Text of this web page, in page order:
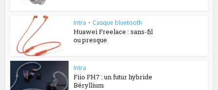
Intra • Casque bluetooth
Huawei Freelace : sans-fil
ou presque
Intra
Fiio FH7 : un futur hybride
Béryllium